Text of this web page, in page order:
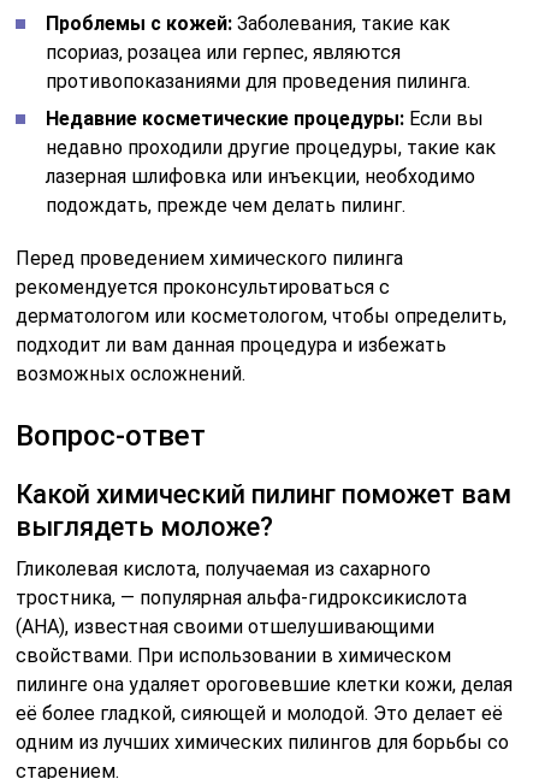
Проблемы с кожей: Заболевания, такие как
псориаз, розацеа или герпес, являются
противопоказаниями для проведения пилинга.
Недавние косметические процедуры: Если вы
недавно проходили другие процедуры, такие как
лазерная шлифовка или инъекции, необходимо
подождать, прежде чем делать пилинг.
Перед проведением химического пилинга
рекомендуется проконсультироваться с
дерматологом или косметологом, чтобы определить,
подходит ли вам данная процедура и избежать
возможных осложнений.
Вопрос-ответ
Какой химический пилинг поможет вам
выглядеть моложе?
Гликолевая кислота, получаемая из сахарного
тростника, — популярная альфа-гидроксикислота
(AHA), известная своими отшелушивающими
свойствами. При использовании в химическом
пилинге она удаляет ороговевшие клетки кожи, делая
её более гладкой, сияющей и молодой. Это делает её
одним из лучших химических пилингов для борьбы со
старением.